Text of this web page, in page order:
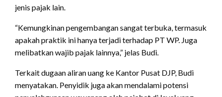
jenis pajak lain.
“Kemungkinan pengembangan sangat terbuka, termasuk
apakah praktik ini hanya terjadi terhadap PT WP. Juga
melibatkan wajib pajak lainnya,” jelas Budi.
Terkait dugaan aliran uang ke Kantor Pusat DJP, Budi
menyatakan. Penyidik juga akan mendalami potensi